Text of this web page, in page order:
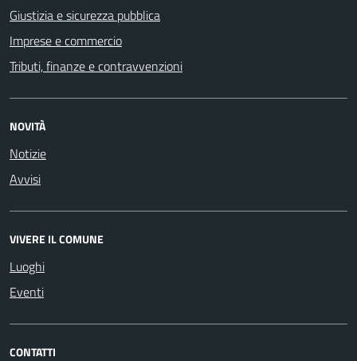
Giustizia e sicurezza pubblica
Imprese e commercio
Tributi, finanze e contravvenzioni
NOVITÀ
Notizie
Avvisi
VIVERE IL COMUNE
Luoghi
Eventi
CONTATTI